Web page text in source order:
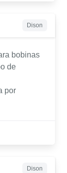
Dison
bobinas
de
por
Dison